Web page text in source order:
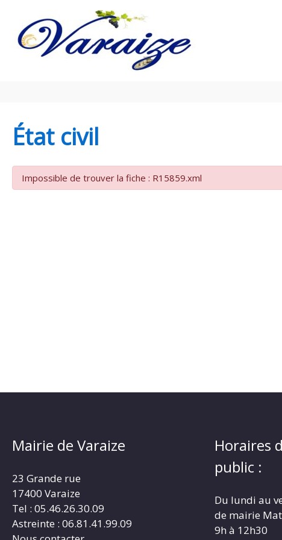
État civil
Impossible de trouver la fiche : R15859.xml
Mairie de Varaize
23 Grande rue
17400 Varaize
Tel : 05.46.26.30.09
Astreinte : 06.81.41.99.09
Horaires
public :
Du lundi au
de mairie
9h à 12h30